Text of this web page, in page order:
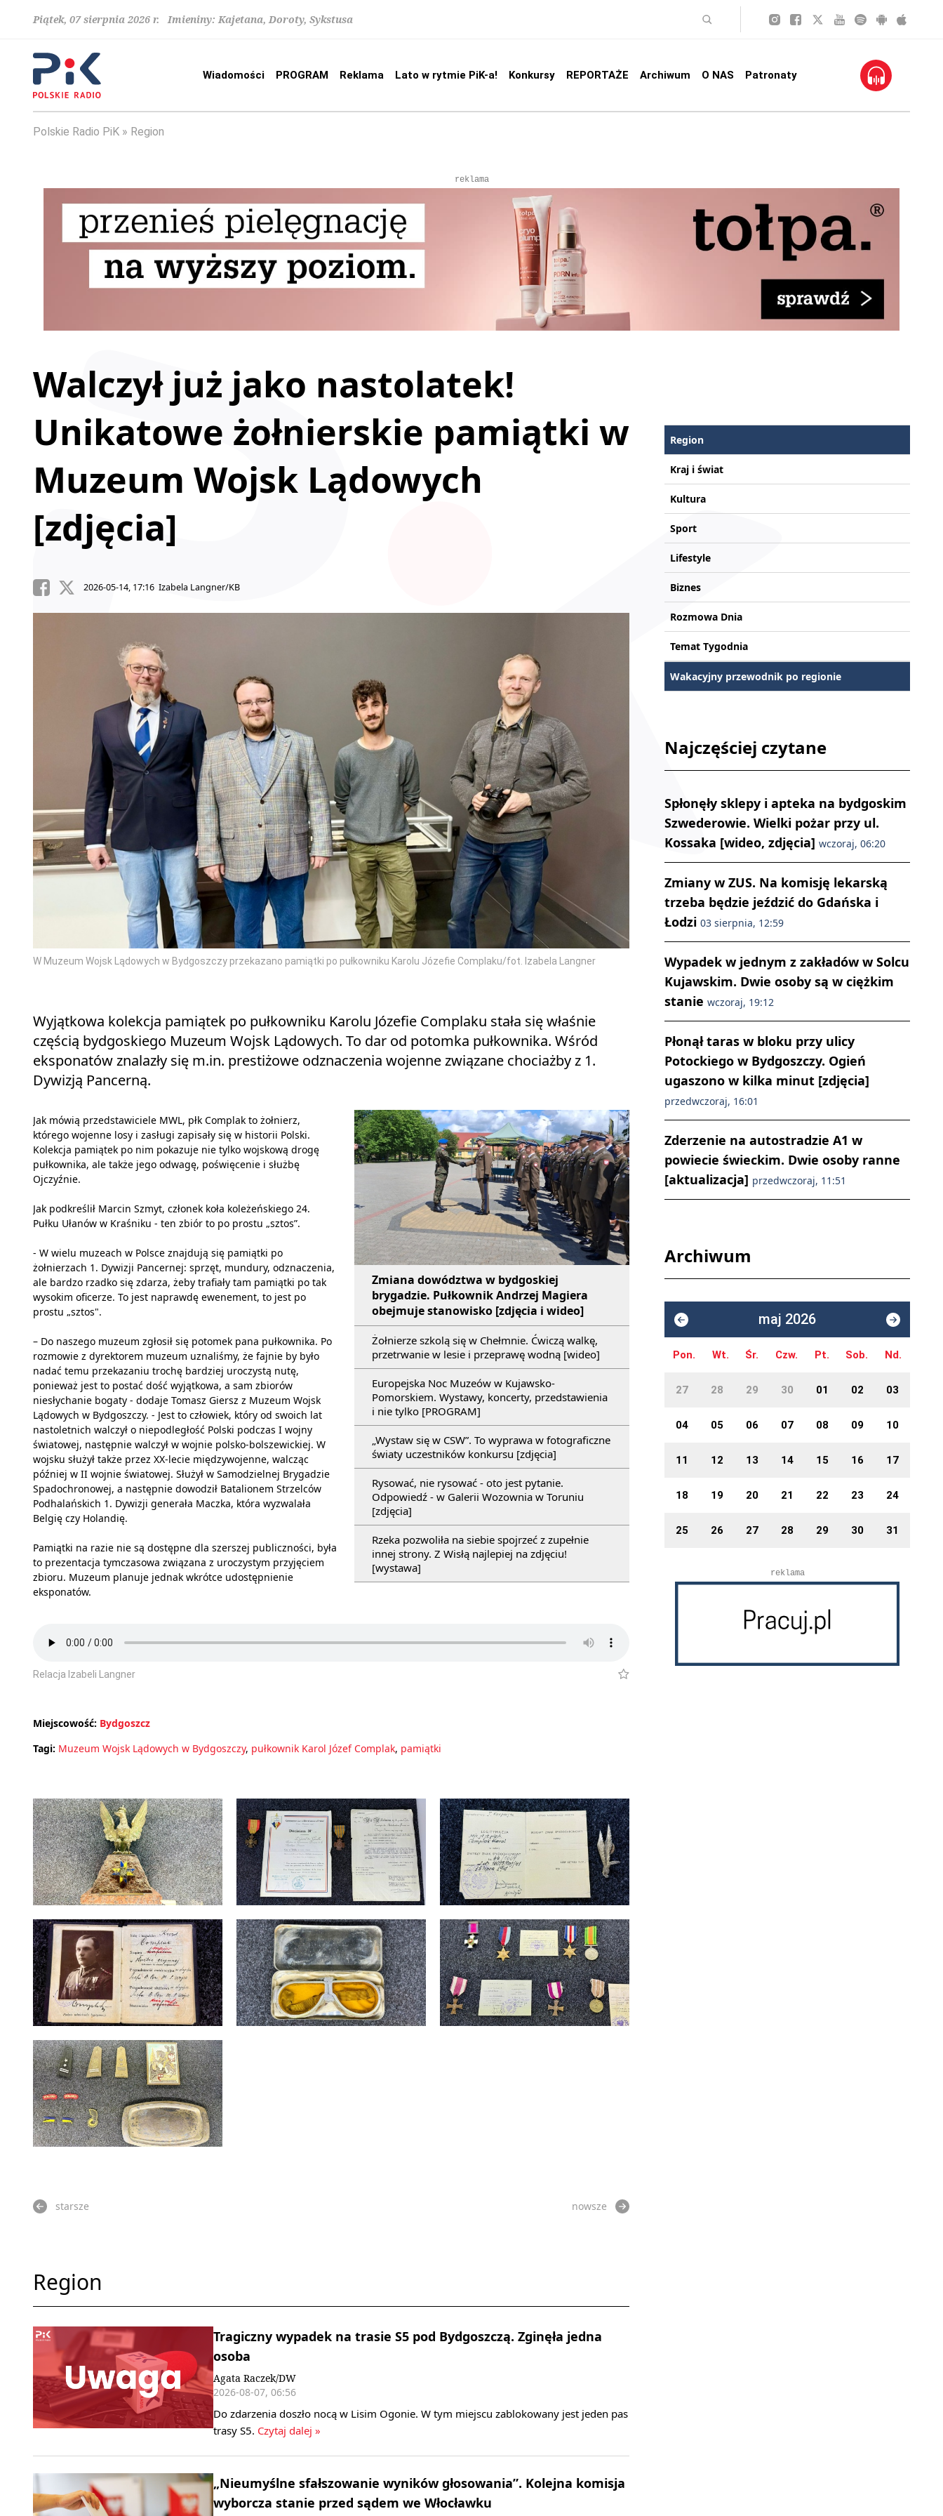
Piątek, 07 sierpnia 2026 r. Imieniny: Kajetana, Doroty, Sykstusa
Wiadomości PROGRAM Reklama Lato w rytmie PiK-a! Konkursy REPORTAŻE Archiwum O NAS Patronaty
Polskie Radio PiK Region
reklama
Walczył już jako nastolatek!
Unikatowe żołnierskie pamiątki w
Muzeum Wojsk Lądowych
[zdjęcia]
2026-05-14, 17:16 Izabela Langner/KB
W Muzeum Wojsk Lądowych w Bydgoszczy przekazano pamiątki po pułkowniku Karolu Józefie Complaku/fot. Izabela Langner
Wyjątkowa kolekcja pamiątek po pułkowniku Karolu Józefie Complaku stała się właśnie
częścią bydgoskiego Muzeum Wojsk Lądowych. To dar od potomka pułkownika. Wśród
eksponatów znalazły się m.in. prestiżowe odznaczenia wojenne związane chociażby z 1.
Dywizją Pancerną.
Zmiana dowództwa w bydgoskiej
brygadzie. Pułkownik Andrzej Magiera
obejmuje stanowisko [zdjęcia i wideo]
Żołnierze szkolą się w Chełmnie. Ćwiczą walkę,
przetrwanie w lesie i przeprawę wodną [wideo]
Europejska Noc Muzeów w Kujawsko-
Pomorskiem. Wystawy, koncerty, przedstawienia
i nie tylko [PROGRAM]
„Wystaw się w CSW”. To wyprawa w fotograficzne
światy uczestników konkursu [zdjęcia]
Rysować, nie rysować - oto jest pytanie.
Odpowiedź - w Galerii Wozownia w Toruniu
[zdjęcia]
Rzeka pozwoliła na siebie spojrzeć z zupełnie
innej strony. Z Wisłą najlepiej na zdjęciu!
[wystawa]
Jak mówią przedstawiciele MWL, płk Complak to żołnierz,
którego wojenne losy i zasługi zapisały się w historii Polski.
Kolekcja pamiątek po nim pokazuje nie tylko wojskową drogę
pułkownika, ale także jego odwagę, poświęcenie i służbę
Ojczyźnie.
Jak podkreślił Marcin Szmyt, członek koła koleżeńskiego 24.
Pułku Ułanów w Kraśniku - ten zbiór to po prostu „sztos”.
- W wielu muzeach w Polsce znajdują się pamiątki po
żołnierzach 1. Dywizji Pancernej: sprzęt, mundury, odznaczenia,
ale bardzo rzadko się zdarza, żeby trafiały tam pamiątki po tak
wysokim oficerze. To jest naprawdę ewenement, to jest po
prostu „sztos".
– Do naszego muzeum zgłosił się potomek pana pułkownika. Po
rozmowie z dyrektorem muzeum uznaliśmy, że fajnie by było
nadać temu przekazaniu trochę bardziej uroczystą nutę,
ponieważ jest to postać dość wyjątkowa, a sam zbiorów
niesłychanie bogaty - dodaje Tomasz Giersz z Muzeum Wojsk
Lądowych w Bydgoszczy. - Jest to człowiek, który od swoich lat
nastoletnich walczył o niepodległość Polski podczas I wojny
światowej, następnie walczył w wojnie polsko-bolszewickiej. W
wojsku służył także przez XX-lecie międzywojenne, walcząc
później w II wojnie światowej. Służył w Samodzielnej Brygadzie
Spadochronowej, a następnie dowodził Batalionem Strzelców
Podhalańskich 1. Dywizji generała Maczka, która wyzwalała
Belgię czy Holandię.
Pamiątki na razie nie są dostępne dla szerszej publiczności, była
to prezentacja tymczasowa związana z uroczystym przyjęciem
zbioru. Muzeum planuje jednak wkrótce udostępnienie
eksponatów.
Relacja Izabeli Langner
Miejscowość: Bydgoszcz
Tagi: Muzeum Wojsk Lądowych w Bydgoszczy, pułkownik Karol Józef Complak, pamiątki
starsze nowsze
Region
Tragiczny wypadek na trasie S5 pod Bydgoszczą. Zginęła jedna
osoba
Agata Raczek/DW
2026-08-07, 06:56
Do zdarzenia doszło nocą w Lisim Ogonie. W tym miejscu zablokowany jest jeden pas
trasy S5. Czytaj dalej »
„Nieumyślne sfałszowanie wyników głosowania”. Kolejna komisja
wyborcza stanie przed sądem we Włocławku
Region
Kraj i świat
Kultura
Sport
Lifestyle
Biznes
Rozmowa Dnia
Temat Tygodnia
Wakacyjny przewodnik po regionie
Najczęściej czytane
Spłonęły sklepy i apteka na bydgoskim
Szwederowie. Wielki pożar przy ul.
Kossaka [wideo, zdjęcia] wczoraj, 06:20
Zmiany w ZUS. Na komisję lekarską
trzeba będzie jeździć do Gdańska i
Łodzi 03 sierpnia, 12:59
Wypadek w jednym z zakładów w Solcu
Kujawskim. Dwie osoby są w ciężkim
stanie wczoraj, 19:12
Płonął taras w bloku przy ulicy
Potockiego w Bydgoszczy. Ogień
ugaszono w kilka minut [zdjęcia]
przedwczoraj, 16:01
Zderzenie na autostradzie A1 w
powiecie świeckim. Dwie osoby ranne
[aktualizacja] przedwczoraj, 11:51
Archiwum
maj 2026
Pon. Wt. Śr. Czw. Pt. Sob. Nd.
27 28 29 30 01 02 03
04 05 06 07 08 09 10
11 12 13 14 15 16 17
18 19 20 21 22 23 24
25 26 27 28 29 30 31
reklama